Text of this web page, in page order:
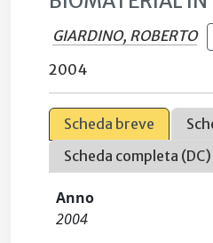
GIARDINO, ROBERTO
2004
Scheda breve
Scheda completa (DC)
Anno
2004